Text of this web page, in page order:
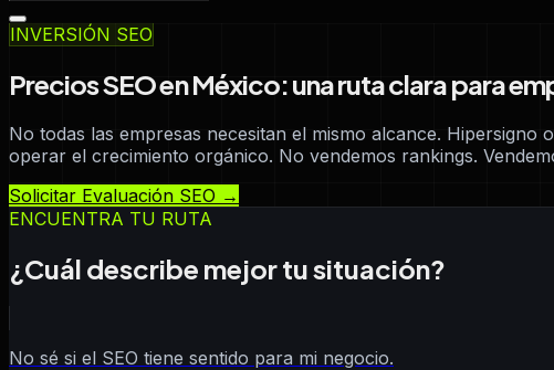
INVERSIÓN SEO
Precios SEO en México: una ruta clara para
No todas las empresas necesitan el mismo alcance.
operar el crecimiento orgánico. No vendemos rankings.
Solicitar Evaluación SEO →
ENCUENTRA TU RUTA
¿Cuál describe mejor tu situación?
No sé si el SEO tiene sentido para mi negocio.